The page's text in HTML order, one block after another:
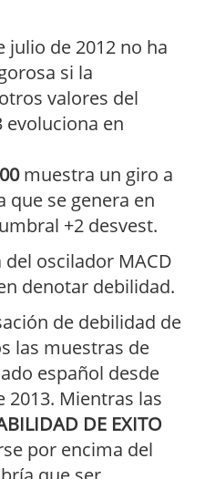
julio de 2012 no ha
si la
valores del
evoluciona en
muestra un giro a
que se genera en
+2 desvest.
del oscilador MACD
denotar debilidad.
de debilidad de
las muestras de
español desde
2013. Mientras las
DE EXITO
por encima del